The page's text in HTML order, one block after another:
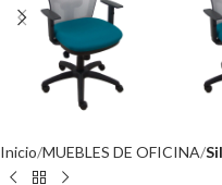
Inicio MUEBLES DE OFICINA